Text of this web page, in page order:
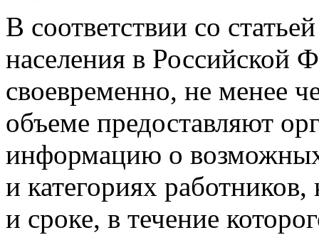
В соответствии со
населения в Российской
своевременно, не менее
объеме предоставляют
информацию о
и категориях
и сроке, в течение